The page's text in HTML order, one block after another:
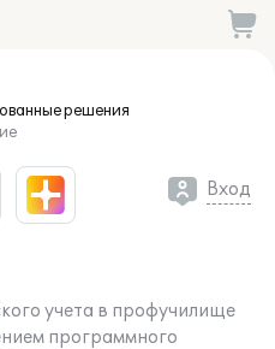
решения
Вход
учета в профучилище
программного